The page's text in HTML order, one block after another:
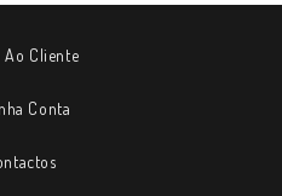
Ao Cliente
Conta